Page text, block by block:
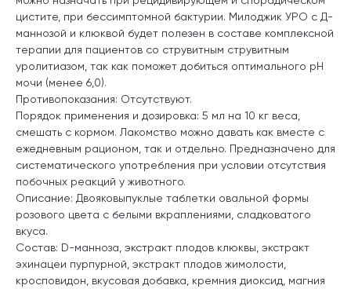
цистите, при бессимптомной бактурии. Милоджик УРО с Д-
маннозой и клюквой будет полезен в составе комплексной
терапии для пациентов со струвитным струвитным
уролитиазом, так как поможет добиться оптимального рН
мочи (менее 6,0).
Противопоказания: Отсутствуют.
Порядок применения и дозировка: 5 мл на 10 кг веса,
смешать с кормом. Лакомство можно давать как вместе с
ежедневным рационом, так и отдельно. Предназначено для
систематического употребления при условии отсутствия
побочных реакций у животного.
Описание: Двояковыпуклые таблетки овальной формы
розового цвета с белыми вкраплениями, сладковатого
вкуса.
Состав: D-манноза, экстракт плодов клюквы, экстракт
эхинацеи пурпурной, экстракт плодов жимолости,
кросповидон, вкусовая добавка, кремния диоксид, магния